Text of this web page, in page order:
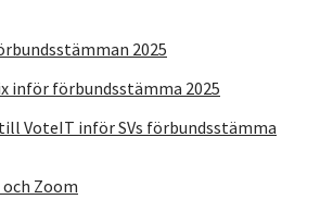
2025
inför förbundsstämma 2025
VoteIT inför SVs förbundsstämma
och Zoom